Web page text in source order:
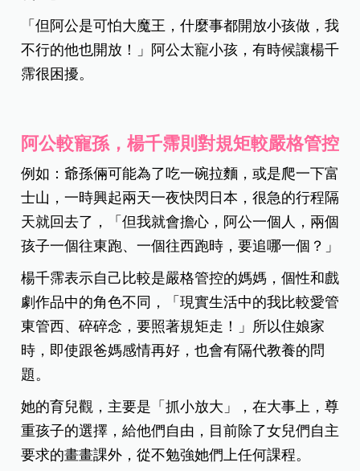
「但阿公是可怕大魔王，什麼事都開放小孩做，我
不行的他也開放！」阿公太寵小孩，有時候讓楊千
霈很困擾。
阿公較寵孫，楊千霈則對規矩較嚴格管控
例如：爺孫倆可能為了吃一碗拉麵，或是爬一下富
士山，一時興起兩天一夜快閃日本，很急的行程隔
天就回去了，「但我就會擔心，阿公一個人，兩個
孩子一個往東跑、一個往西跑時，要追哪一個？」
楊千霈表示自己比較是嚴格管控的媽媽，個性和戲
劇作品中的角色不同，「現實生活中的我比較愛管
東管西、碎碎念，要照著規矩走！」所以住娘家
時，即使跟爸媽感情再好，也會有隔代教養的問
題。
她的育兒觀，主要是「抓小放大」，在大事上，尊
重孩子的選擇，給他們自由，目前除了女兒們自主
要求的畫畫課外，從不勉強她們上任何課程。